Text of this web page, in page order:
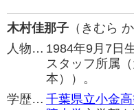
木村佳那子 （きむら
人物… 1984年9月7日
スタッフ所属
本））。
学歴… 千葉県立小金